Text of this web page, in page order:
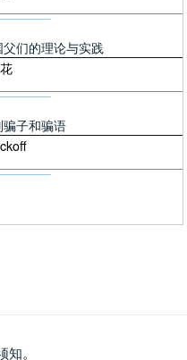
们的理论与实践
子和骗语
知。